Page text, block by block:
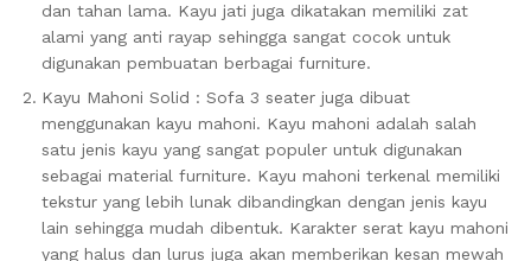
dan tahan lama. Kayu jati juga dikatakan memiliki zat
alami yang anti rayap sehingga sangat cocok untuk
digunakan pembuatan berbagai furniture.
Kayu Mahoni Solid : Sofa 3 seater juga dibuat
menggunakan kayu mahoni. Kayu mahoni adalah salah
satu jenis kayu yang sangat populer untuk digunakan
sebagai material furniture. Kayu mahoni terkenal memiliki
tekstur yang lebih lunak dibandingkan dengan jenis kayu
lain sehingga mudah dibentuk. Karakter serat kayu mahoni
yang halus dan lurus juga akan memberikan kesan mewah